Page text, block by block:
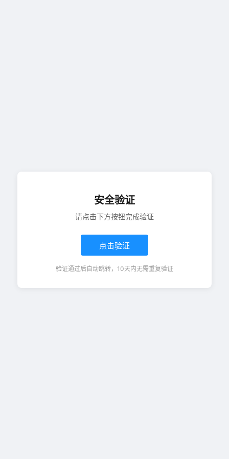
安全验证
请点击下方按钮完成验证
点击验证
验证通过后自动跳转，10天内无需重复验证